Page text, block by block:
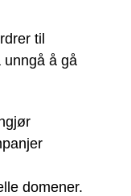
til
unngå å gå
domener.